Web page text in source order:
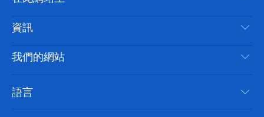
免責聲明
隱私
Cookie 通知
目的地
要做的事情
新南威爾斯州公路旅行
活動
住宿
資訊
旅行資訊
無障礙悉尼
列出您的業務
我們的網站
語言